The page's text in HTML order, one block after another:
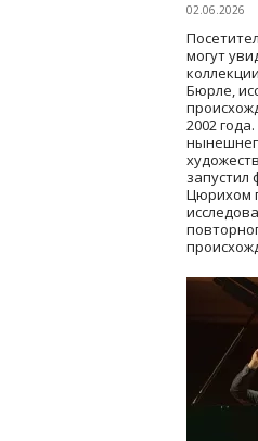
02.06.2026
могут
Бюрле,
2002
Цюрихом